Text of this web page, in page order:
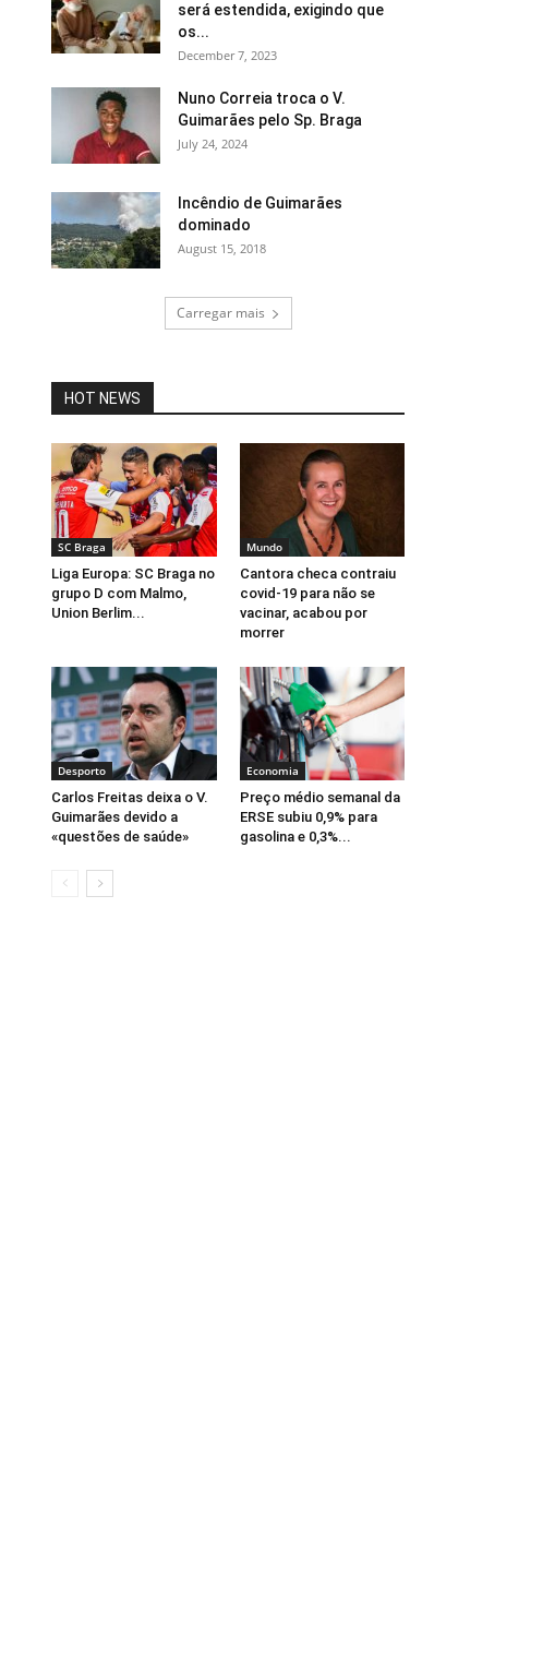
será estendida, exigindo que
os...
December 7, 2023
Nuno Correia troca o V.
Guimarães pelo Sp. Braga
July 24, 2024
Incêndio de Guimarães
dominado
August 15, 2018
Carregar mais
HOT NEWS
SC Braga
Liga Europa: SC Braga no
grupo D com Malmo,
Union Berlim...
Mundo
Cantora checa contraiu
covid-19 para não se
vacinar, acabou por
morrer
Desporto
Carlos Freitas deixa o V.
Guimarães devido a
«questões de saúde»
Economia
Preço médio semanal da
ERSE subiu 0,9% para
gasolina e 0,3%...